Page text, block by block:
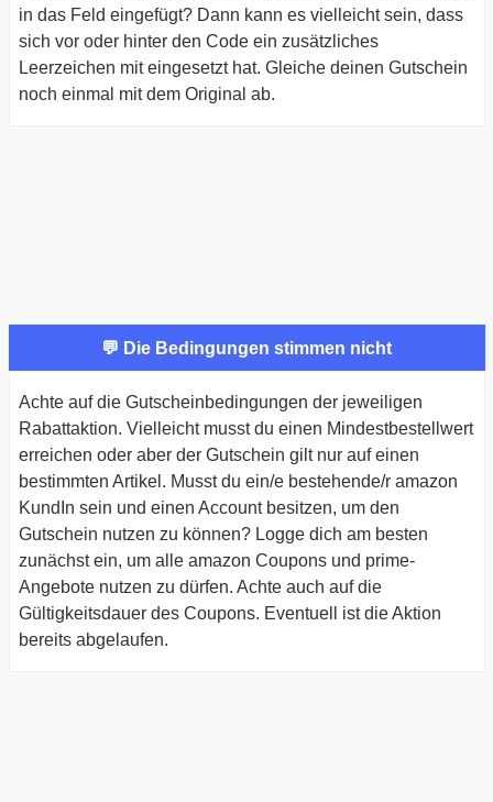
in das Feld eingefügt? Dann kann es vielleicht sein, dass
sich vor oder hinter den Code ein zusätzliches
Leerzeichen mit eingesetzt hat. Gleiche deinen Gutschein
noch einmal mit dem Original ab.
💬 Die Bedingungen stimmen nicht
Achte auf die Gutscheinbedingungen der jeweiligen
Rabattaktion. Vielleicht musst du einen Mindestbestellwert
erreichen oder aber der Gutschein gilt nur auf einen
bestimmten Artikel. Musst du ein/e bestehende/r amazon
KundIn sein und einen Account besitzen, um den
Gutschein nutzen zu können? Logge dich am besten
zunächst ein, um alle amazon Coupons und prime-
Angebote nutzen zu dürfen. Achte auch auf die
Gültigkeitsdauer des Coupons. Eventuell ist die Aktion
bereits abgelaufen.